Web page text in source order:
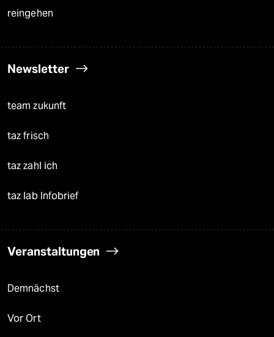
reingehen
Newsletter
team zukunft
taz frisch
taz zahl ich
taz lab Infobrief
Veranstaltungen
Demnächst
Vor Ort